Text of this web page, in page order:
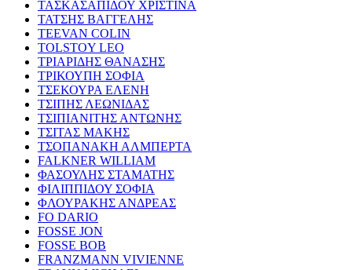
ΤΑΣΚΑΣΑΠΙΔΟΥ ΧΡΙΣΤΙΝΑ
ΤΑΤΣΗΣ ΒΑΓΓΕΛΗΣ
TEEVAN COLIN
TOLSTOY LEO
ΤΡΙΑΡΙΔΗΣ ΘΑΝΑΣΗΣ
ΤΡΙΚΟΥΠΗ ΣΟΦΙΑ
ΤΣΕΚΟΥΡΑ ΕΛΕΝΗ
ΤΣΙΠΗΣ ΛΕΩΝΙΔΑΣ
ΤΣΙΠΙΑΝΙΤΗΣ ΑΝΤΩΝΗΣ
ΤΣΙΤΑΣ ΜΑΚΗΣ
ΤΣΟΠΑΝΑΚΗ ΑΛΜΠΕΡΤΑ
FALKNER WILLIAM
ΦΑΣΟΥΛΗΣ ΣΤΑΜΑΤΗΣ
ΦΙΛΙΠΠΙΔΟΥ ΣΟΦΙΑ
ΦΛΟΥΡΑΚΗΣ ΑΝΔΡΕΑΣ
FO DARIO
FOSSE JON
FOSSE BOB
FRANZMANN VIVIENNE